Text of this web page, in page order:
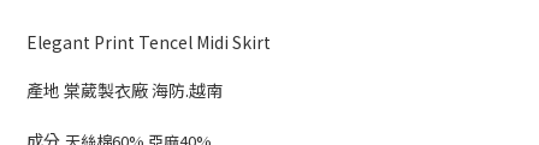
Elegant Print Tencel Midi Skirt
產地 棠葳製衣廠 海防.越南
成分